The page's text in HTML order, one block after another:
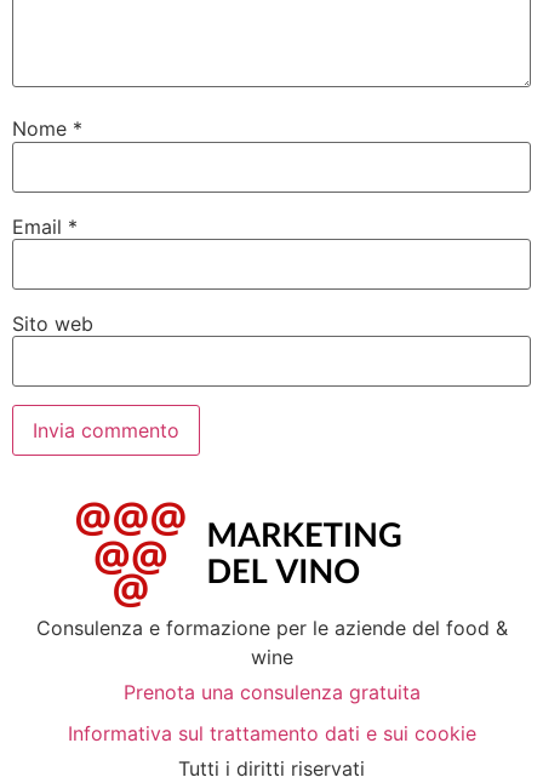
Nome *
Email *
Sito web
Consulenza e formazione per le aziende del food &
wine
Prenota una consulenza gratuita
Informativa sul trattamento dati e sui cookie
Tutti i diritti riservati